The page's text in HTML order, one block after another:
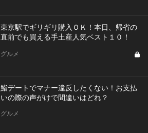
東京駅でギリギリ購入ＯＫ！本日、帰省の
直前でも買える手土産人気ベスト１０！
グルメ
鮨デートでマナー違反したくない！お支払
いの際の声がけで間違いはどれ？
グルメ